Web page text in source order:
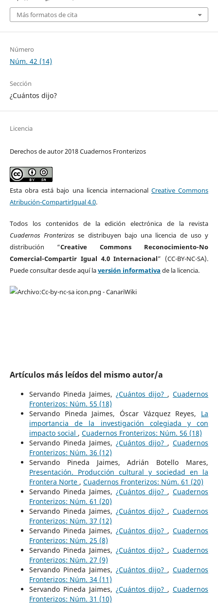
Más formatos de cita
Número
Núm. 42 (14)
Sección
¿Cuántos dijo?
Licencia
Derechos de autor 2018 Cuadernos Fronterizos
Esta obra está bajo una licencia internacional Creative Commons
Atribución-CompartirIgual 4.0.
Todos los contenidos de la edición electrónica de la revista
Cuadernos Fronterizos se distribuyen bajo una licencia de uso y
distribución “Creative Commons Reconocimiento-No
Comercial-Compartir Igual 4.0 Internacional” (CC-BY-NC-SA).
Puede consultar desde aquí laversión informativa de la licencia.
Artículos más leídos del mismo autor/a
Servando Pineda Jaimes, ¿Cuántos dijo? ,Cuadernos
Fronterizos: Núm. 55 (18)
Servando Pineda Jaimes, Óscar Vázquez Reyes, La
importancia de la investigación colegiada y con
impacto social , Cuadernos Fronterizos: Núm. 56 (18)
Servando Pineda Jaimes, ¿Cuántos dijo? ,Cuadernos
Fronterizos: Núm. 36 (12)
Servando Pineda Jaimes, Adrián Botello Mares,
Presentación. Producción cultural y sociedad en la
Frontera Norte , Cuadernos Fronterizos: Núm. 61 (20)
Servando Pineda Jaimes, ¿Cuántos dijo? ,Cuadernos
Fronterizos: Núm. 61 (20)
Servando Pineda Jaimes, ¿Cuántos dijo? ,Cuadernos
Fronterizos: Núm. 37 (12)
Servando Pineda Jaimes, ¿Cuántos dijo? ,Cuadernos
Fronterizos: Núm. 25 (8)
Servando Pineda Jaimes, ¿Cuántos dijo? ,Cuadernos
Fronterizos: Núm. 27 (9)
Servando Pineda Jaimes, ¿Cuántos dijo? ,Cuadernos
Fronterizos: Núm. 34 (11)
Servando Pineda Jaimes, ¿Cuántos dijo? ,Cuadernos
Fronterizos: Núm. 31 (10)